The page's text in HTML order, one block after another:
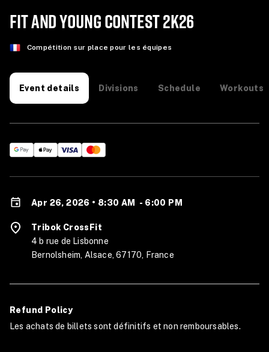
FIT AND YOUNG CONTEST 2K26
Compétition sur place pour les équipes
Event details Divisions Schedule Workouts
Apr 26, 2026 • 8:30 AM - 6:00 PM
Tribok CrossFit
4 b rue de Lisbonne
Bernolsheim, Alsace, 67170, France
Refund Policy
Les achats de billets sont définitifs et non remboursables.